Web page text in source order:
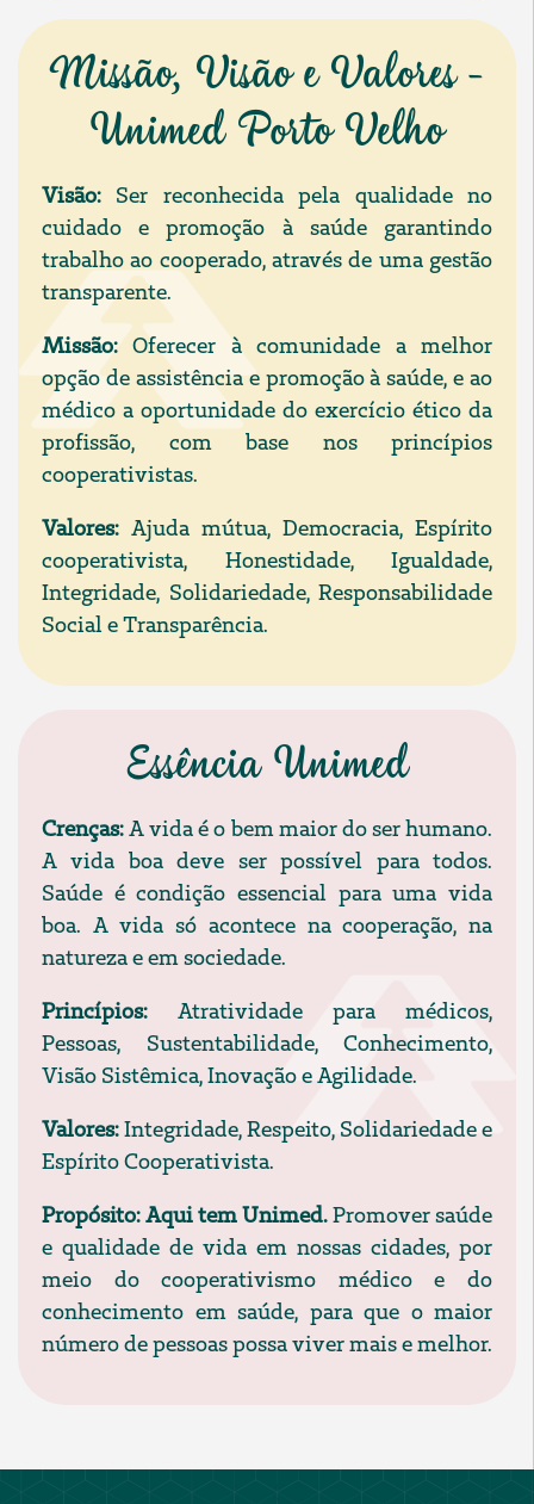
Missão, Visão e Valores -
Unimed Porto Velho
Visão: Ser reconhecida pela qualidade no
cuidado e promoção à saúde garantindo
trabalho ao cooperado, através de uma gestão
transparente.
Missão:Oferecer à comunidade a melhor
opção de assistência e promoção à saúde, e ao
médico a oportunidade do exercício ético da
profissão, com base nos princípios
cooperativistas.
Valores: Ajuda mútua, Democracia, Espírito
cooperativista, Honestidade, Igualdade,
Integridade, Solidariedade, Responsabilidade
Social e Transparência.
Essência Unimed
Crenças:A vida é o bem maior do ser humano.
A vida boa deve ser possível para todos.
Saúde é condição essencial para uma vida
boa. A vida só acontece na cooperação, na
natureza e em sociedade.
Princípios: Atratividade para médicos,
Pessoas, Sustentabilidade, Conhecimento,
Visão Sistêmica, Inovação e Agilidade.
Valores:Integridade, Respeito, Solidariedade e
Espírito Cooperativista.
Propósito: Aqui tem Unimed.Promover saúde
e qualidade de vida em nossas cidades, por
meio do cooperativismo médico e do
conhecimento em saúde, para que o maior
número de pessoas possa viver mais e melhor.